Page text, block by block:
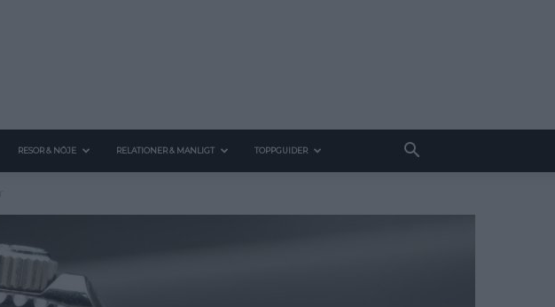
RESOR & NÖJE RELATIONER & MANLIGT TOPPGUIDER